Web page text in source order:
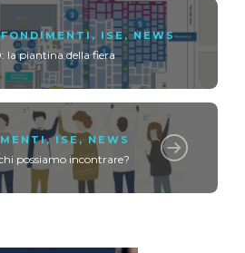
, ISE ,NEWS
la piantina della fiera
,ISE, NEWS
possiamo incontrare?